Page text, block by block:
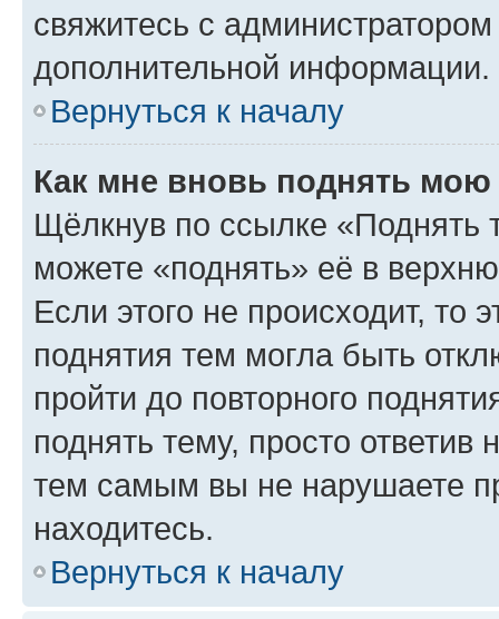
свяжитесь с
дополнительной информации.
Вернуться к началу
Как мне вновь поднять мою
Щёлкнув по ссылке «Поднять
можете «поднять» её в
Если этого не происходит, то
поднятия тем могла быть
пройти до повторного
поднять тему, просто ответив
тем самым вы не нарушаете
находитесь.
Вернуться к началу